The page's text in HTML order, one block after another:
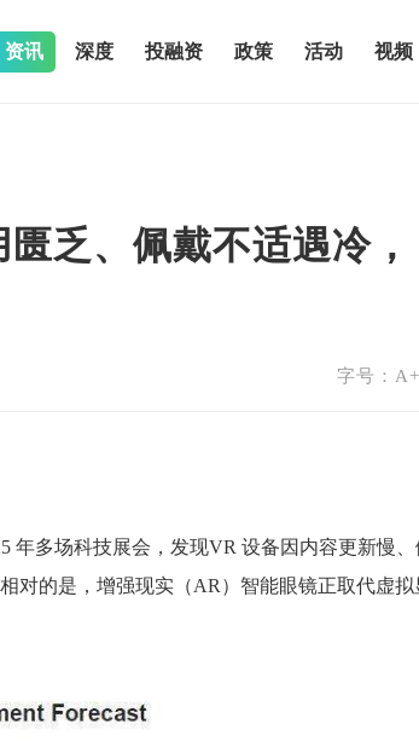
资讯 深度 投融资 政策 活动 视频
乏、佩戴不适遇冷，
字号：
年多场科技展会，发现VR 设备因内容更新慢
对的是，增强现实（AR）智能眼镜正取代虚拟